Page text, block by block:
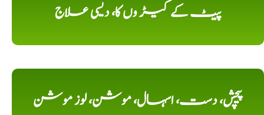
پیٹ کے کیڑ وں کا، دیسی علاج
پیچش، دست، اسہال، موشن، لوز موشن